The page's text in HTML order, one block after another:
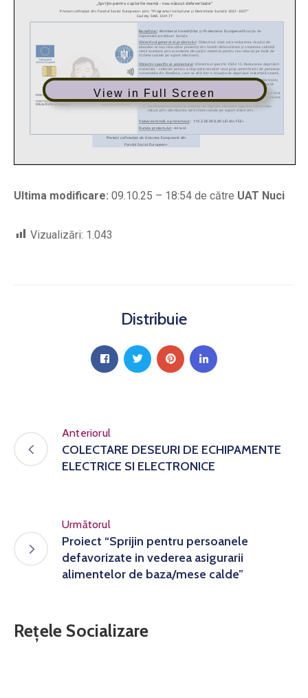
View in Full Screen
Ultima modificare: 09.10.25 – 18:54 de către UAT Nuci
Vizualizări: 1.043
Distribuie
Anteriorul
COLECTARE DESEURI DE ECHIPAMENTE
ELECTRICE SI ELECTRONICE
Următorul
Proiect “Sprijin pentru persoanele
defavorizate in vederea asigurarii
alimentelor de baza/mese calde”
Rețele Socializare